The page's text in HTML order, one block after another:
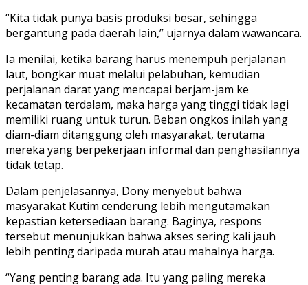
“Kita tidak punya basis produksi besar, sehingga
bergantung pada daerah lain,” ujarnya dalam wawancara.
Ia menilai, ketika barang harus menempuh perjalanan
laut, bongkar muat melalui pelabuhan, kemudian
perjalanan darat yang mencapai berjam-jam ke
kecamatan terdalam, maka harga yang tinggi tidak lagi
memiliki ruang untuk turun. Beban ongkos inilah yang
diam-diam ditanggung oleh masyarakat, terutama
mereka yang berpekerjaan informal dan penghasilannya
tidak tetap.
Dalam penjelasannya, Dony menyebut bahwa
masyarakat Kutim cenderung lebih mengutamakan
kepastian ketersediaan barang. Baginya, respons
tersebut menunjukkan bahwa akses sering kali jauh
lebih penting daripada murah atau mahalnya harga.
“Yang penting barang ada. Itu yang paling mereka